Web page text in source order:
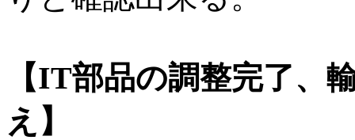
【IT部品の調整完了、
え】